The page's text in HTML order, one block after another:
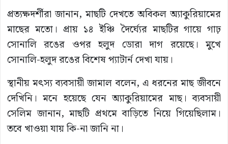
প্রত্যক্ষদর্শীরা জানান, মাছটি দেখতে অবিকল অ্যাকুরিয়ামের
মাছের মতো। প্রায় ১৪ ইঞ্চি দৈর্ঘ্যের মাছটির গায়ে গাঢ়
সোনালি রঙের ওপর হলুদ ডোরা দাগ রয়েছে। মুখে
সোনালি-হলুদ রঙের বিশেষ প্যাটার্ন দেখা যায়।
স্থানীয় মৎস্য ব্যবসায়ী জামাল বলেন, এ ধরনের মাছ জীবনে
দেখিনি। মনে হয়েছে যেন অ্যাকুরিয়ামের মাছ। ব্যবসায়ী
সেলিম জানান, মাছটি প্রথমে বাড়িতে নিয়ে গিয়েছিলাম।
তবে খাওয়া যায় কি-না জানি না।